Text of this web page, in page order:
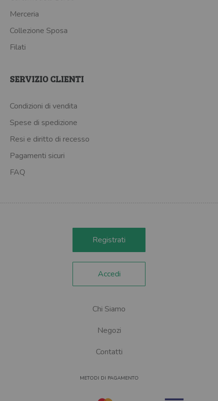
Merceria
Collezione Sposa
Filati
SERVIZIO CLIENTI
Condizioni di vendita
Spese di spedizione
Resi e diritto di recesso
Pagamenti sicuri
FAQ
Registrati
Accedi
Chi Siamo
Negozi
Contatti
METODI DI PAGAMENTO